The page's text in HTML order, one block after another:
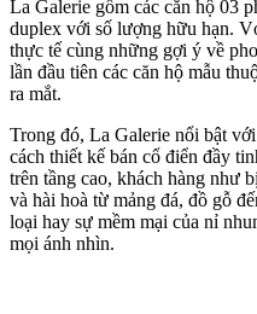
La Galerie gồm các căn hộ 03
duplex với số lượng hữu hạn.
thực tế cùng những gợi ý về
lần đầu tiên các căn hộ mẫu
ra mắt.
Trong đó, La Galerie nổi bật
cách thiết kế bán cổ điển đầy
trên tầng cao, khách hàng như
và hài hoà từ mảng đá, đồ gỗ
loại hay sự mềm mại của nỉ
mọi ánh nhìn.